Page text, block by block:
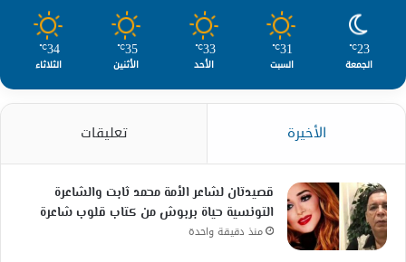
23
℃
الجمعة
31
℃
السبت
33
℃
الأحد
35
℃
الأثنين
34
℃
الثلاثاء
الأخيرة تعليقات
قصيدتان لشاعر الأمة محمد ثابت والشاعرة
التونسية حياة بربوش من كتاب قلوب شاعرة
منذ دقيقة واحدة